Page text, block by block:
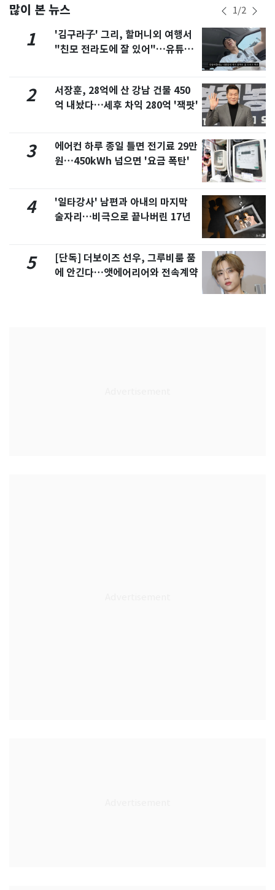
많이 본 뉴스 1/2
1
'김구라子' 그리, 할머니외 여행서
"친모 전라도에 잘 있어"…유튜브
2
서장훈, 28억에 산 강남 건물 450
억 내놨다…세후 차익 280억 '잭팟'
3
에어컨 하루 종일 틀면 전기료 29만
원…450kWh 넘으면 '요금 폭탄'
4
'일타강사' 남편과 아내의 마지막
술자리…비극으로 끝나버린 17년
5
[단독] 더보이즈 선우, 그루비룸 품
에 안긴다…앳에어리어와 전속계약